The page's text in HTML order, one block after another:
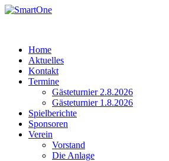
Home
Aktuelles
Kontakt
Termine
Gästeturnier 2.8.2026
Gästeturnier 1.8.2026
Spielberichte
Sponsoren
Verein
Vorstand
Die Anlage